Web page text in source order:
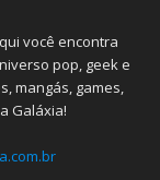
você encontra
pop, geek e
mangás, games,
Galáxia!